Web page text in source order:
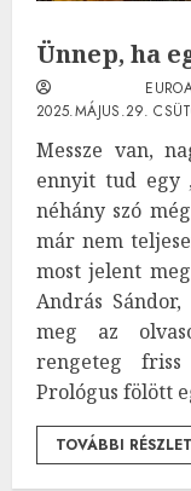
Ünnep, ha
2025.MÁJUS.29.
Messze van,
ennyit tud egy
néhány szó
már nem
most jelent
András
meg az
rengeteg
Prológus fölött
TOVÁBBI